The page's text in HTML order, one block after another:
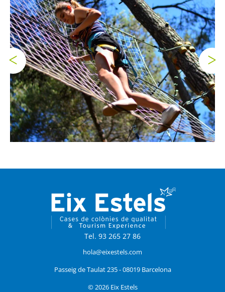
Tel. 93 265 27 86
hola@eixestels.com
Passeig de Taulat 235 - 08019 Barcelona
© 2026 Eix Estels